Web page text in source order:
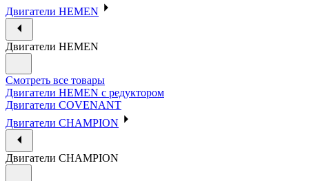
Двигатели HEMEN
Двигатели HEMEN
Смотреть все товары
Двигатели HEMEN с редуктором
Двигатели COVENANT
Двигатели CHAMPION
Двигатели CHAMPION